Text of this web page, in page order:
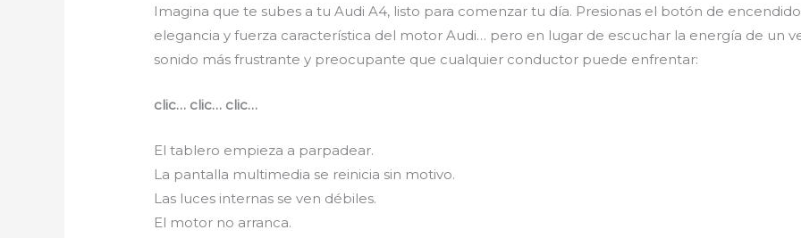
Imagina que te subes a tu Audi A4, listo para comenzar tu día. Presionas el botón de
elegancia y fuerza característica del motor Audi… pero en lugar de escuchar la energía de un
sonido más frustrante y preocupante que cualquier conductor puede enfrentar:
clic… clic… clic…
El tablero empieza a parpadear.
La pantalla multimedia se reinicia sin motivo.
Las luces internas se ven débiles.
El motor no arranca.